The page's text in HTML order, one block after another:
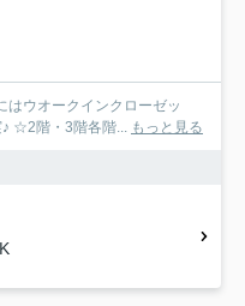
ウオークインクローゼッ
♪ ☆2階・3階各階... もっと見る